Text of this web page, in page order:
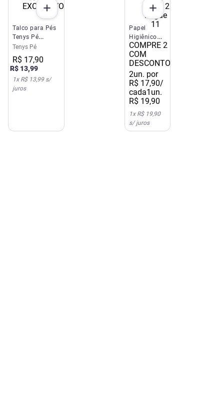
EXCLUSIVO SITE E APP
Talco para Pés
Tenys Pé
Original 100g
Tenys Pé
R$ 17,90
R$ 13,99
1x R$ 13,99s/
juros
Papel
Higiênico
Elite Ultra
Folha Dupla
30m Leve
12 Pague
11
COMPRE 2
COM
DESCONTO
2un. por
R$ 17,90/
cada1un.
R$ 19,90
1x R$ 19,90
s/ juros